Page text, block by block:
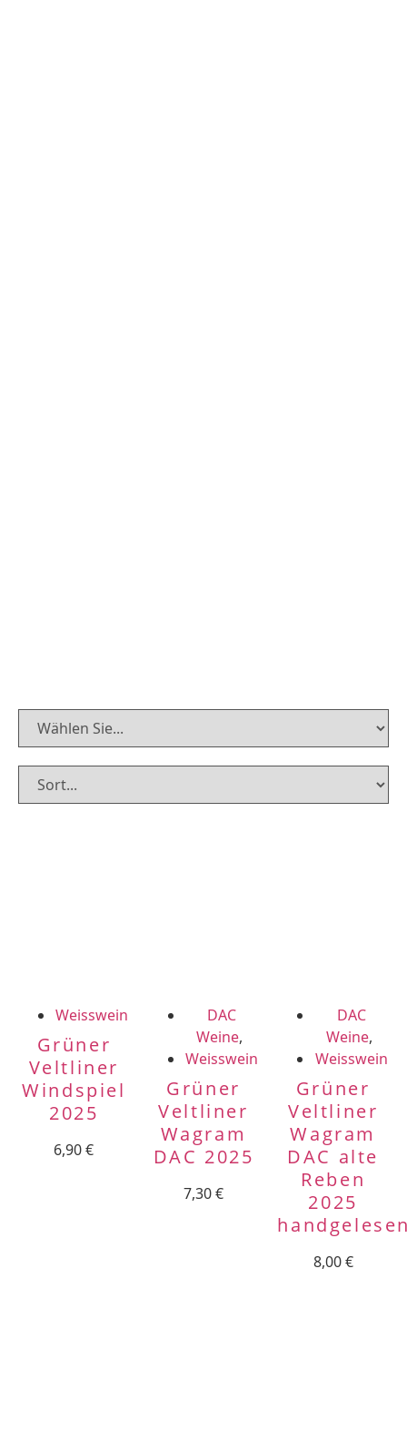
Weisswein
Grüner
Veltliner
Windspiel
2025
6,90€
DAC
Weine,
Weisswein
Grüner
Veltliner
Wagram
DAC 2025
7,30€
DAC
Weine,
Weisswein
Grüner
Veltliner
Wagram
DAC alte
Reben
2025
8,00€